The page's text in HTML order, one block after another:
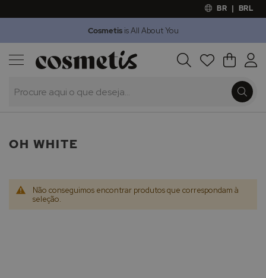
BR | BRL
Cosmetisis All About You
Procura O Meu
Outlet
OH WHITE
Não conseguimos encontrar produtos que correspondam à
seleção.